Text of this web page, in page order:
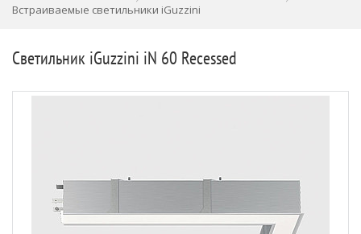
Встраиваемые светильники iGuzzini
Светильник iGuzzini iN 60 Recessed